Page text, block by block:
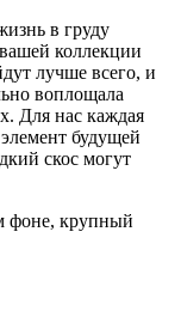
в груду
коллекции
лучше всего, и
воплощала
Для нас каждая
будущей
скос могут